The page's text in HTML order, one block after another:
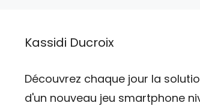
Kassidi Ducroix
Découvrez chaque jour la
d'un nouveau jeu smartphone